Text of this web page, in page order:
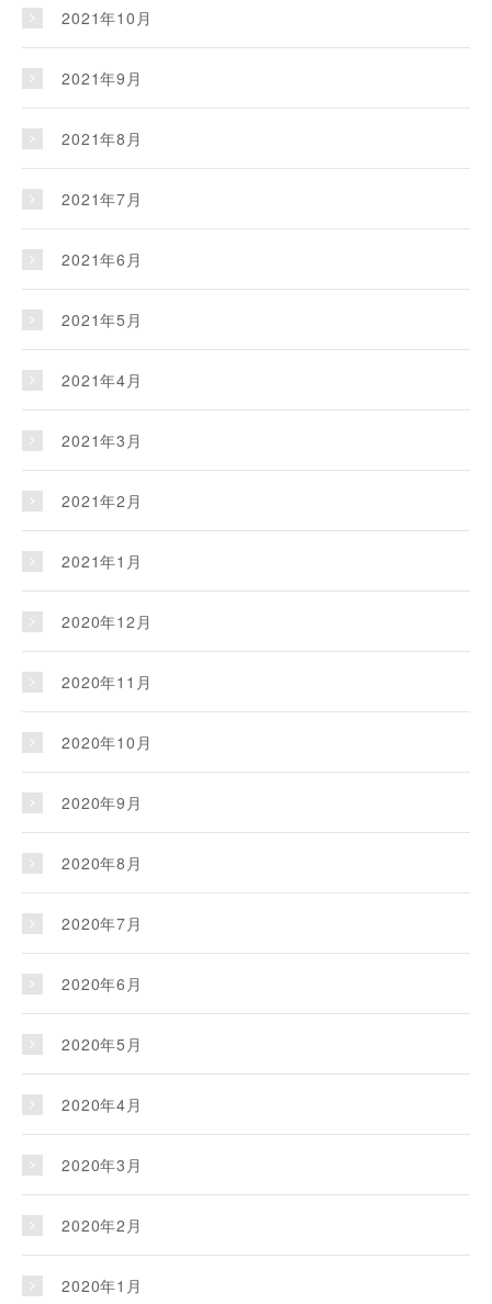
2021年10月
2021年9月
2021年8月
2021年7月
2021年6月
2021年5月
2021年4月
2021年3月
2021年2月
2021年1月
2020年12月
2020年11月
2020年10月
2020年9月
2020年8月
2020年7月
2020年6月
2020年5月
2020年4月
2020年3月
2020年2月
2020年1月